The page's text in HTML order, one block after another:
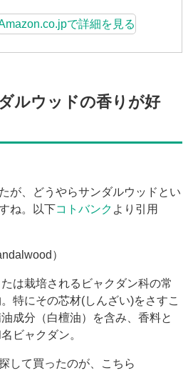
で詳細を見る
ルウッドの香りが好
が、どうやらサンダルウッドとい
ね。以下コトバンク より引用
）
は栽培されるビャクダン科の常
特にその芯材(しんざい)をさすこ
成分（白檀油）を含み、香料と
ビャクダン。
して買ったのが、こちら